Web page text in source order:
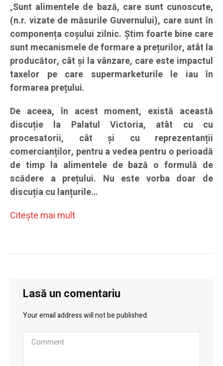
„Sunt alimentele de bază, care sunt cunoscute,
(n.r. vizate de măsurile Guvernului), care sunt în
componența coșului zilnic. Știm foarte bine care
sunt mecanismele de formare a prețurilor, atât la
producător, cât și la vânzare, care este impactul
taxelor pe care supermarketurile le iau în
formarea prețului.
De aceea, în acest moment, există această
discuție la Palatul Victoria, atât cu cu
procesatorii, cât și cu reprezentanții
comercianților, pentru a vedea pentru o perioadă
de timp la alimentele de bază o formulă de
scădere a prețului. Nu este vorba doar de
discuția cu lanțurile…
Citeşte mai mult
Lasă un comentariu
Your email address will not be published.